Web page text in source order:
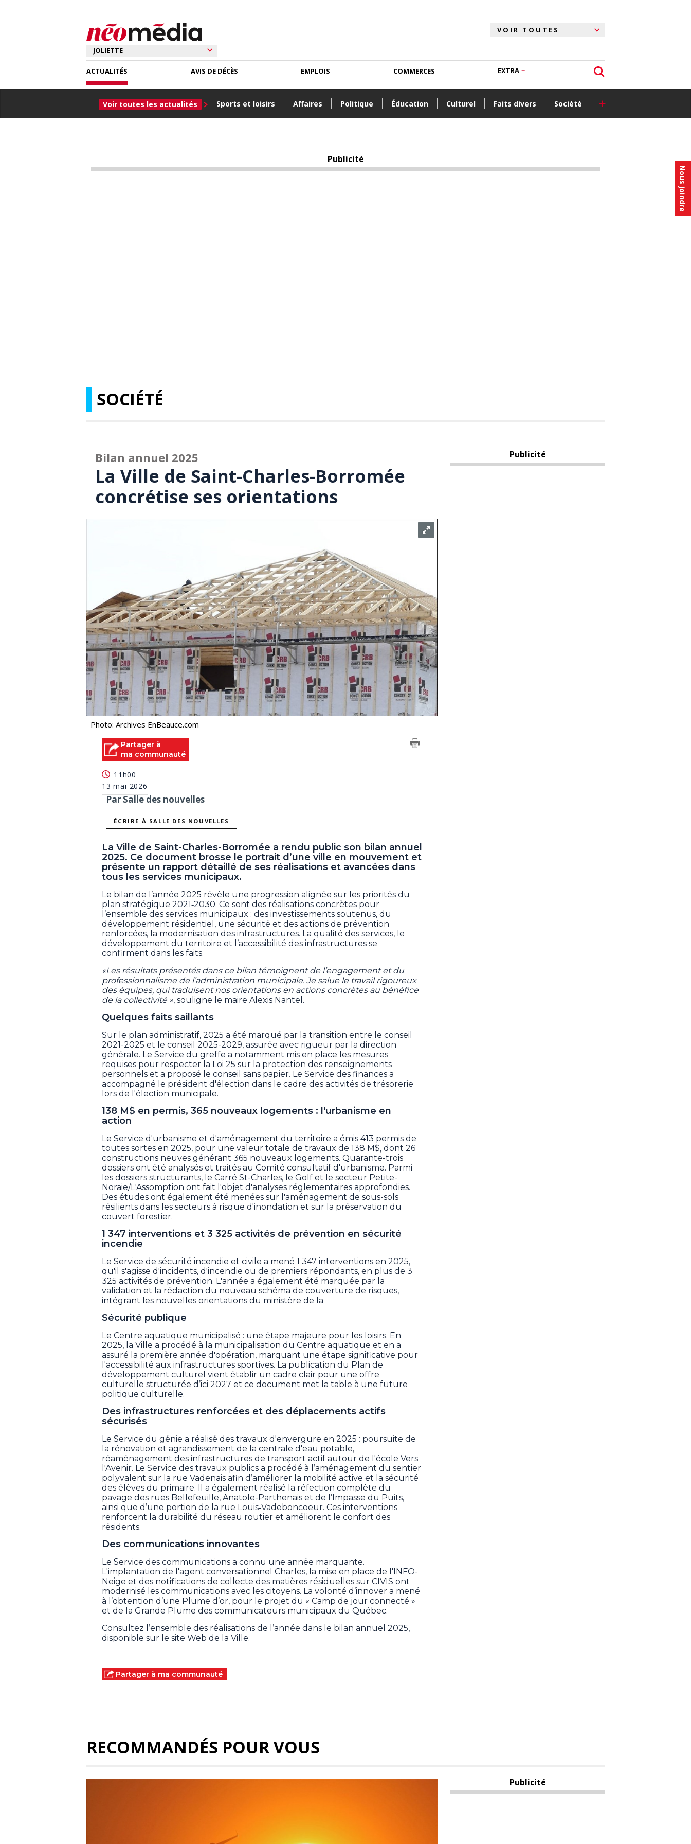
Nous joindre
ACTUALITÉS
Voir toutes les actualités Sports et loisirs Affaires Politique Éducation Culturel Faits divers Société +
AVIS DE DÉCÈS EMPLOIS COMMERCES EXTRA
Publicité
SOCIÉTÉ
Bilan annuel 2025
La Ville de Saint-Charles-Borromée
concrétise ses orientations
Photo: Archives EnBeauce.com
Partager à
ma communauté
11h00
13 mai 2026
Par Salle des nouvelles
ÉCRIRE À SALLE DES NOUVELLES
La Ville de Saint-Charles-Borromée a rendu public son bilan annuel
2025. Ce document brosse le portrait d’une ville en mouvement et
présente un rapport détaillé de ses réalisations et avancées dans
tous les services municipaux.
Le bilan de l’année 2025 révèle une progression alignée sur les priorités du
plan stratégique 2021‐2030. Ce sont des réalisations concrètes pour
l’ensemble des services municipaux : des investissements soutenus, du
développement résidentiel, une sécurité et des actions de prévention
renforcées, la modernisation des infrastructures. La qualité des services, le
développement du territoire et l’accessibilité des infrastructures se
confirment dans les faits.
«Les résultats présentés dans ce bilan témoignent de l’engagement et du
professionnalisme de l’administration municipale. Je salue le travail rigoureux
des équipes, qui traduisent nos orientations en actions concrètes au bénéfice
de la collectivité », souligne le maire Alexis Nantel.
Quelques faits saillants
Sur le plan administratif, 2025 a été marqué par la transition entre le conseil
2021-2025 et le conseil 2025-2029, assurée avec rigueur par la direction
générale. Le Service du greffe a notamment mis en place les mesures
requises pour respecter la Loi 25 sur la protection des renseignements
personnels et a proposé le conseil sans papier. Le Service des finances a
accompagné le président d'élection dans le cadre des activités de trésorerie
lors de l'élection municipale.
138 M$ en permis, 365 nouveaux logements : l'urbanisme en
action
Le Service d'urbanisme et d'aménagement du territoire a émis 413 permis de
toutes sortes en 2025, pour une valeur totale de travaux de 138 M$, dont 26
constructions neuves générant 365 nouveaux logements. Quarante-trois
dossiers ont été analysés et traités au Comité consultatif d'urbanisme. Parmi
les dossiers structurants, le Carré St-Charles, le Golf et le secteur Petite-
Noraie/L'Assomption ont fait l'objet d'analyses réglementaires approfondies.
Des études ont également été menées sur l'aménagement de sous-sols
résilients dans les secteurs à risque d'inondation et sur la préservation du
couvert forestier.
1 347 interventions et 3 325 activités de prévention en sécurité
incendie
Le Service de sécurité incendie et civile a mené 1 347 interventions en 2025,
qu'il s'agisse d'incidents, d'incendie ou de premiers répondants, en plus de 3
325 activités de prévention. L'année a également été marquée par la
validation et la rédaction du nouveau schéma de couverture de risques,
intégrant les nouvelles orientations du ministère de la
Sécurité publique
Le Centre aquatique municipalisé : une étape majeure pour les loisirs. En
2025, la Ville a procédé à la municipalisation du Centre aquatique et en a
assuré la première année d'opération, marquant une étape significative pour
l'accessibilité aux infrastructures sportives. La publication du Plan de
développement culturel vient établir un cadre clair pour une offre
culturelle structurée d’ici 2027 et ce document met la table à une future
politique culturelle.
Des infrastructures renforcées et des déplacements actifs
sécurisés
Le Service du génie a réalisé des travaux d'envergure en 2025 : poursuite de
la rénovation et agrandissement de la centrale d'eau potable,
réaménagement des infrastructures de transport actif autour de l'école Vers
l'Avenir. Le Service des travaux publics a procédé à l’aménagement du sentier
polyvalent sur la rue Vadenais afin d’améliorer la mobilité active et la sécurité
des élèves du primaire. Il a également réalisé la réfection complète du
pavage des rues Bellefeuille, Anatole-Parthenais et de l’Impasse du Puits,
ainsi que d’une portion de la rue Louis‐Vadeboncoeur. Ces interventions
renforcent la durabilité du réseau routier et améliorent le confort des
résidents.
Des communications innovantes
Le Service des communications a connu une année marquante.
L'implantation de l'agent conversationnel Charles, la mise en place de l'INFO-
Neige et des notifications de collecte des matières résiduelles sur CIVIS ont
modernisé les communications avec les citoyens. La volonté d’innover a mené
à l’obtention d’une Plume d’or, pour le projet du « Camp de jour connecté »
et de la Grande Plume des communicateurs municipaux du Québec.
Consultez l’ensemble des réalisations de l’année dans le bilan annuel 2025,
disponible sur le site Web de la Ville.
Partager à ma communauté
Publicité
RECOMMANDÉS POUR VOUS
Publicité